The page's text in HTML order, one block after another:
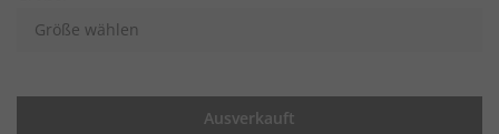
Größe wählen
Ausverkauft